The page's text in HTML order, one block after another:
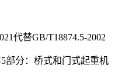
代替GB/T18874.5-2002
部分：桥式和门式起重机